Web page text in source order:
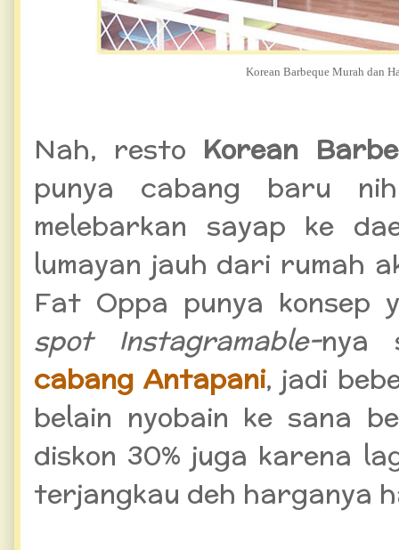
Korean Barbeque Murah dan
Nah, resto Korean
punya cabang baru
melebarkan sayap ke
lumayan jauh dari rumah
Fat Oppa punya konsep
spot Instagramable-nya
cabang Antapani, jadi
belain nyobain ke sana
diskon 30% juga karena
terjangkau deh harganya